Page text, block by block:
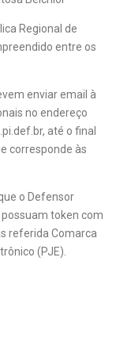
Regional de
entre os
enviar email à
no endereço
até o final
corresponde às
o Defensor
token com
referida Comarca
(PJE).